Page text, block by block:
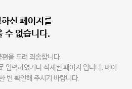
신 페이지를
수 없습니다.
편을 드려 죄송합니다.
입력하였거나 삭제된 페이지 입니다. 페이
번 확인해 주시기 바랍니다.